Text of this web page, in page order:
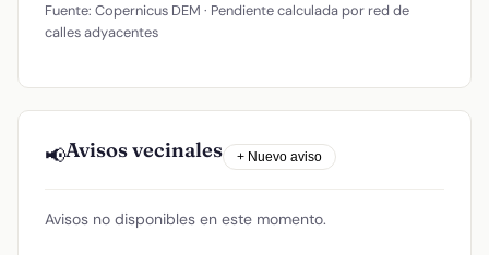
Fuente: Copernicus DEM · Pendiente calculada por red de
calles adyacentes
📢Avisos vecinales + Nuevo aviso
Avisos no disponibles en este momento.